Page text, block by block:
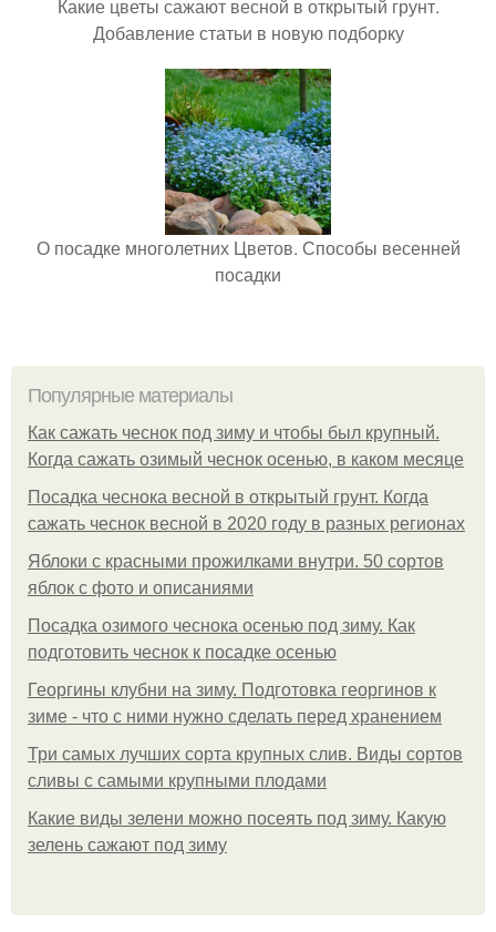
Какие цветы сажают весной в открытый грунт.
Добавление статьи в новую подборку
О посадке многолетних Цветов. Способы весенней
посадки
Популярные материалы
Как сажать чеснок под зиму и чтобы был крупный.
Когда сажать озимый чеснок осенью, в каком месяце
Посадка чеснока весной в открытый грунт. Когда
сажать чеснок весной в 2020 году в разных регионах
Яблоки с красными прожилками внутри. 50 сортов
яблок с фото и описаниями
Посадка озимого чеснока осенью под зиму. Как
подготовить чеснок к посадке осенью
Георгины клубни на зиму. Подготовка георгинов к
зиме - что с ними нужно сделать перед хранением
Три самых лучших сорта крупных слив. Виды сортов
сливы с самыми крупными плодами
Какие виды зелени можно посеять под зиму. Какую
зелень сажают под зиму